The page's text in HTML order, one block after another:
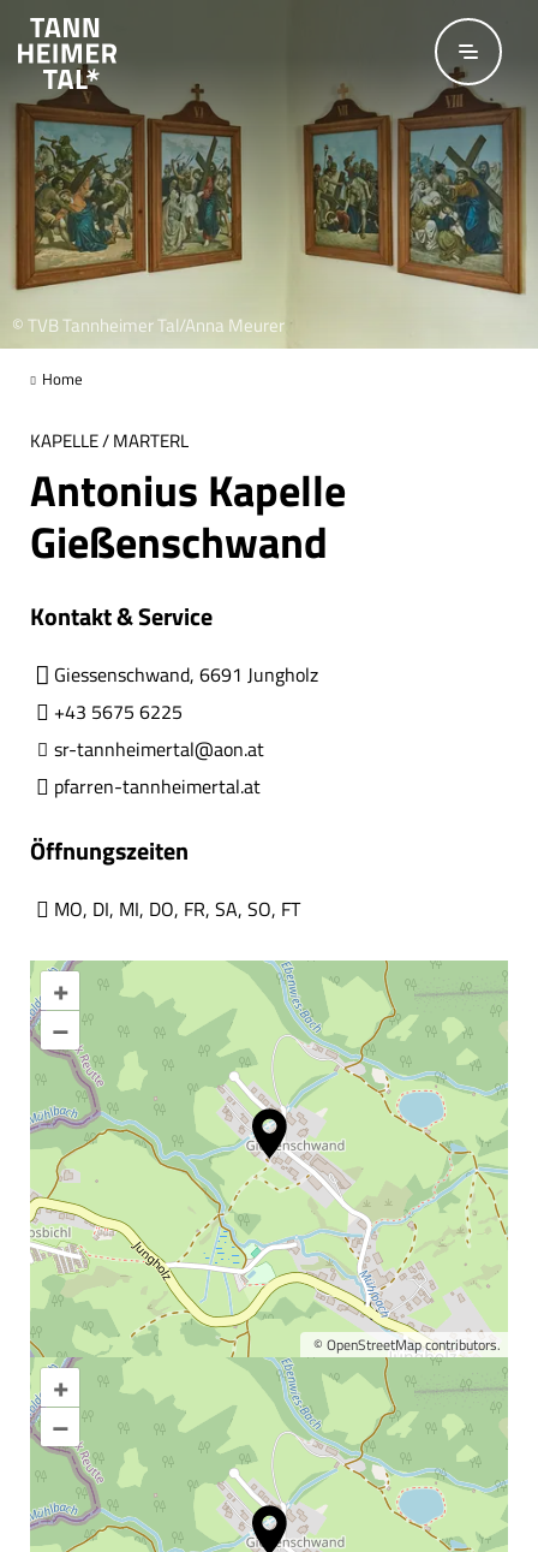
© TVB Tannheimer Tal/Anna Meurer
Home
KAPELLE / MARTERL
Antonius Kapelle
Gießenschwand
Kontakt & Service
Giessenschwand, 6691 Jungholz
+43 5675 6225
sr-tannheimertal@aon.at
pfarren-tannheimertal.at
Öffnungszeiten
MO, DI, MI, DO, FR, SA, SO, FT
+
–
© OpenStreetMapcontributors.
+
–
Karte vergrößern
Informationen &
Wissenswertes